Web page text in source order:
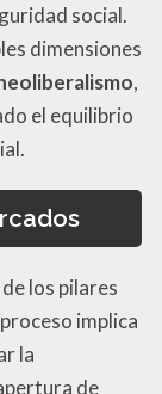
social.
dimensiones
,
el equilibrio
los pilares
implica
la
de